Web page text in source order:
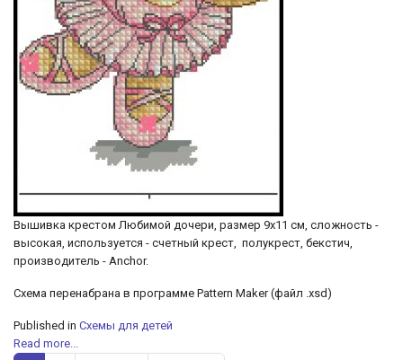
Вышивка крестом Любимой дочери, размер 9х11 см, сложность -
высокая, используется - счетный крест, полукрест, бекстич,
производитель - Anchor.
Схема перенабрана в программе Pattern Maker (файл .xsd)
Published in Схемы для детей
Read more...